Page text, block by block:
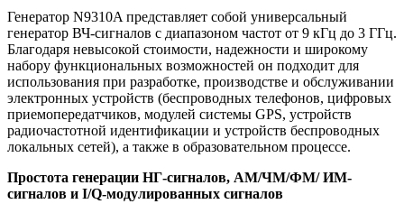
Генератор N9310A представляет собой универсальный
генератор ВЧ-сигналов с диапазоном частот от 9 кГц до 3 ГГц.
Благодаря невысокой стоимости, надежности и широкому
набору функциональных возможностей он подходит для
использования при разработке, производстве и обслуживании
электронных устройств (беспроводных телефонов, цифровых
приемопередатчиков, модулей системы GPS, устройств
радиочастотной идентификации и устройств беспроводных
локальных сетей), а также в образовательном процессе.
Простота генерации НГ-сигналов, АМ/ЧМ/ФМ/ ИМ-
сигналов и I/Q-модулированных сигналов